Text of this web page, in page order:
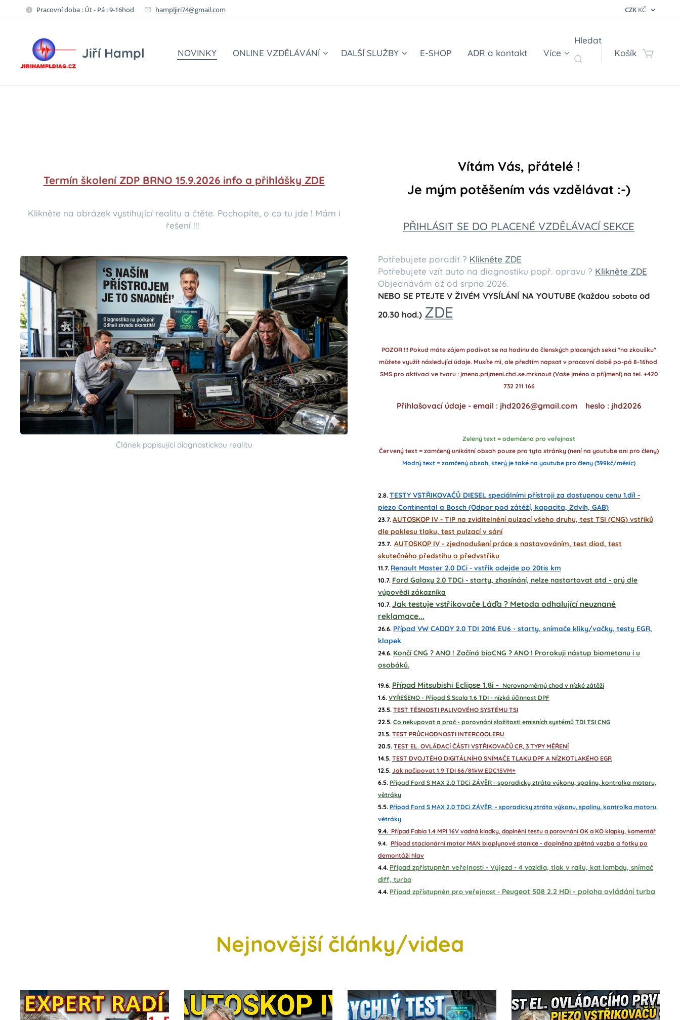
Pracovní doba : Út - Pá : 9-16hod hampljiri74@gmail.com CZK KČ
Jiří Hampl NOVINKY ONLINE VZDĚLÁVÁNÍ DALŠÍ SLUŽBY E-SHOP ADR a kontakt Více
Hledat
Košík
Termín školení ZDP BRNO 15.9.2026 info a přihlášky ZDE
Klikněte na obrázek vystihující realitu a čtěte. Pochopíte, o co tu jde ! Mám i
řešení !!!
Článek popisující diagnostickou realitu
Vítám Vás, přátelé !
Je mým potěšením vás vzdělávat :-)
PŘIHLÁSIT SE DO PLACENÉ VZDĚLÁVACÍ SEKCE
Potřebujete poradit ? Klikněte ZDE
Potřebujete vzít auto na diagnostiku popř. opravu ? Klikněte ZDE
Objednávám až od srpna 2026.
NEBO SE PTEJTE V ŽIVÉM VYSÍLÁNÍ NA YOUTUBE (každousobota od
20.30 hod.) ZDE
POZOR !!! Pokud máte zájem podívat se na hodinu do členských placených sekcí "na zkoušku"
můžete využít následující údaje. Musíte mi, ale předtím napsat v pracovní době po-pá 8-16hod.
SMS pro aktivaci ve tvaru : jmeno.prijmeni.chci.se.mrknout (Vaše jméno a příjmení) na tel. +420
732 211 166
Přihlašovací údaje - email : jhd2026@gmail.com heslo : jhd2026
Zelený text = odemčeno pro veřejnost
Červený text = zamčený unikátní obsah pouze pro tyto stránky (není na youtube ani pro členy)
Modrý text = zamčený obsah, který je také na youtube pro členy (399kč/měsíc)
2.8.TESTY VSTŘIKOVAČŮ DIESEL speciálními přístroji za dostupnou cenu 1.díl -
piezo Continental a Bosch (Odpor pod zátěží, kapacita, Zdvih, GAB)
23.7.AUTOSKOP IV - TIP na zviditelnění pulzací všeho druhu, test TSI (CNG) vstřiků
dle poklesu tlaku, test pulzací v sání
23.7.AUTOSKOP IV - zjednodušení práce s nastavováním, test diod, test
skutečného předstihu a předvstřiku
11.7. Renault Master 2.0 DCi - vstřik odejde po 20tis km
10.7. Ford Galaxy 2.0 TDCi - starty, zhasínání, nelze nastartovat atd - prý dle
výpovědi zákazníka
10.7.Jak testuje vstřikovače Láďa ? Metoda odhalující neuznané
reklamace...
26.6. Případ VW CADDY 2.0 TDI 2016 EU6 - starty, snímače kliky/vačky, testy EGR,
klapek
24.6. Končí CNG ? ANO ! Začíná bioCNG ? ANO ! Prorokuji nástup biometanu i u
osobáků.
19.6. Případ Mitsubishi Eclipse 1.8i - Nerovnoměrný chod v nízké zátěži
1.6.VYŘEŠENO - Případ Š Scala 1.6 TDI - nízká účinnost DPF
23.5.TEST TĚSNOSTI PALIVOVÉHO SYSTÉMU TSI
22.5.Co nekupovat a proč - porovnání složitosti emisních systémů TDI TSI CNG
21.5.TEST PRŮCHODNOSTI INTERCOOLERU
20.5.TEST EL. OVLÁDACÍ ČÁSTI VSTŘIKOVAČŮ CR, 3 TYPY MĚŘENÍ
14.5.TEST DVOJTÉHO DIGITÁLNÍHO SNÍMAČE TLAKU DPF A NÍZKOTLAKÉHO EGR
12.5.Jak načipovat 1.9 TDI 66/81kW EDC15VM+
6.5. Případ Ford S MAX 2.0 TDCi ZÁVĚR - sporadicky ztráta výkonu, spaliny, kontrolka motoru,
větráky
5.5. Případ Ford S MAX 2.0 TDCi ZÁVĚR - sporadicky ztráta výkonu, spaliny, kontrolka motoru,
větráky
9.4. Případ Fabia 1.4 MPI 16V vadná kladky, doplnění testu a porovnání OK a KO klapky, komentář
9.4. Případ stacionární motor MAN bioplynové stanice - doplněna zpětná vazba a fotky po
demontáži hlav
4.4. Případ zpřístupněn veřejnosti - Výjezd - 4 vozidla, tlak v railu, kat lambdy, snímač
diff, turbo
4.4. Případ zpřístupněn pro veřejnost - Peugeot 508 2.2 HDi - poloha ovládání turba
Nejnovější články/videa